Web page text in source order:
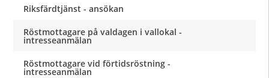
Riksfärdtjänst - ansökan
Röstmottagare på valdagen i vallokal -
intresseanmälan
Röstmottagare vid förtidsröstning -
intresseanmälan